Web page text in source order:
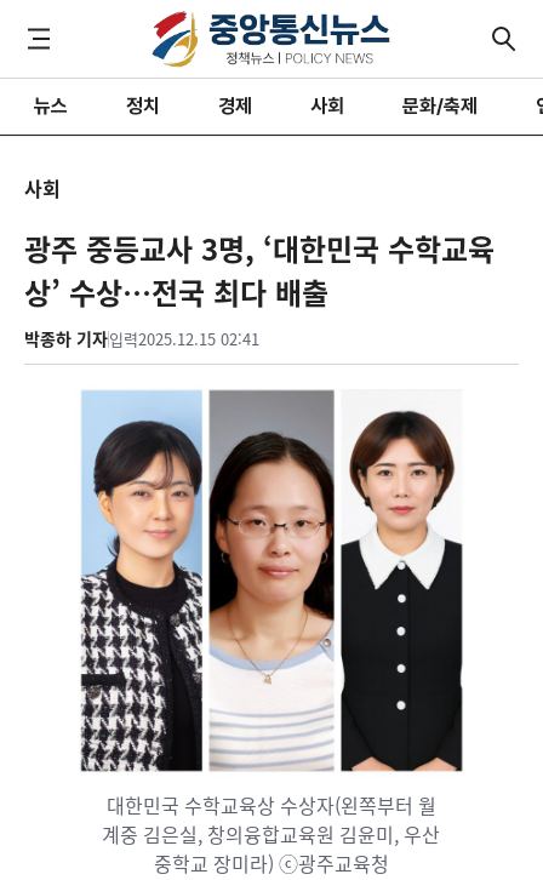
뉴스 정치 경제 사회 문화/축제
사회
광주 중등교사 3명, ‘대한민국 수학교육
상’ 수상…전국 최다 배출
박종하 기자입력2025.12.15 02:41
대한민국 수학교육상 수상자(왼쪽부터 월
계중 김은실, 창의융합교육원 김윤미, 우산
중학교 장미라) ⓒ광주교육청